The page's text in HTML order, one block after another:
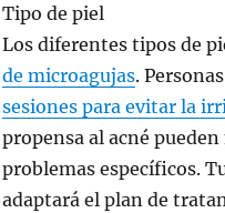
Tipo de piel
Los diferentes tipos de
de microagujas.
sesiones para evitar la
propensa al acné
problemas específicos.
adaptará el plan de